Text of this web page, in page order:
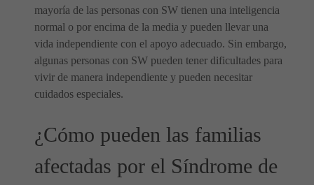
mayoría de las personas con SW tienen una inteligencia
normal o por encima de la media y pueden llevar una
vida independiente con el apoyo adecuado. Sin embargo,
algunas personas con SW pueden tener dificultades para
vivir de manera independiente y pueden necesitar
cuidados especiales.
¿Cómo pueden las familias
afectadas por el Síndrome de